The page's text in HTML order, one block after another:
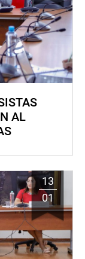
AL
13
01